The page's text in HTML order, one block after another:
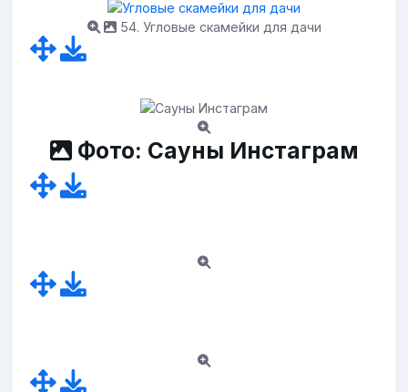
54. Угловые скамейки для дачи
Фото: Сауны Инстаграм